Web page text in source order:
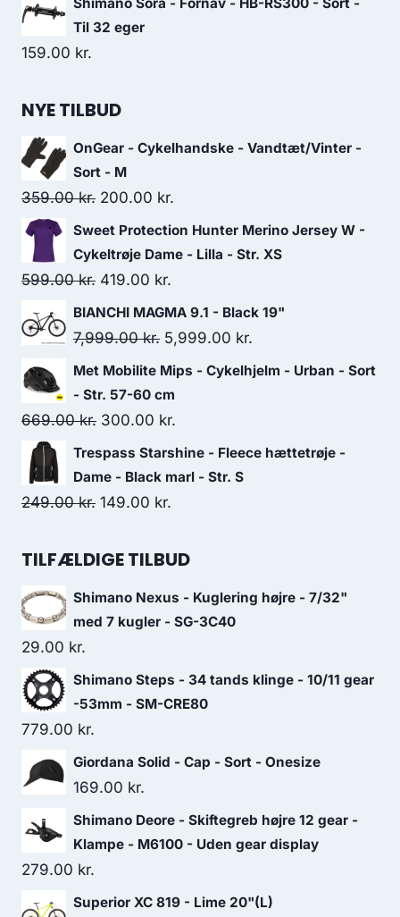
Til 32 eger
159.00 kr.
NYE TILBUD
OnGear - Cykelhandske - Vandtæt/Vinter -
Sort - M
359.00kr. Original
price
was:
359.00 kr..
200.00 kr.
price
is:
Sweet Protection Hunter Merino Jersey W -
Cykeltrøje Dame - Lilla - Str. XS
599.00kr. Original
price
was:
419.00 kr.
price
is:
BIANCHI MAGMA 9.1 - Black 19"
7,999.00kr. Original
price
was:
7,999.00 kr..
5,999.00 kr.
price
Met Mobilite Mips - Cykelhjelm - Urban - Sort
- Str. 57-60 cm
669.00kr. Original
price
was:
669.00 kr..
300.00 kr.
price
is:
Trespass Starshine - Fleece hættetrøje -
Dame - Black marl - Str. S
249.00kr. Original
was:
149.00 kr.
is:
TILFÆLDIGE TILBUD
Shimano Nexus - Kuglering højre - 7/32"
med 7 kugler - SG-3C40
29.00 kr.
Shimano Steps - 34 tands klinge - 10/11 gear
-53mm - SM-CRE80
779.00 kr.
Giordana Solid - Cap - Sort - Onesize
169.00 kr.
Shimano Deore - Skiftegreb højre 12 gear -
Klampe - M6100 - Uden gear display
279.00 kr.
Superior XC 819 - Lime 20"(L)